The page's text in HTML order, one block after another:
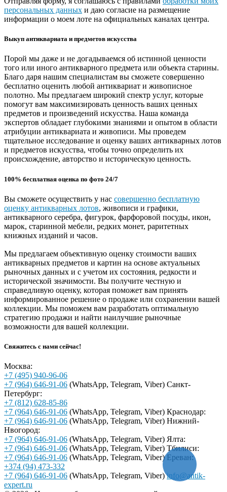
персональных данных и даю согласие на размещение
информации о моем лоте на официальных каналах центра.
Выкуп антиквариата и предметов искусства
Порой мы даже и не догадываемся об истинной ценности
того или иного антикварного предмета или объекта старины.
Благо даря нашим специалистам вы сможете совершенно
бесплатно оценить любой антиквариат и живописное
полотно. Мы предлагаем широкий спектр услуг, которые
помогут вам максимизировать ценность ваших ценных
предметов и произведений искусства. Наша команда
экспертов обладает глубокими знаниями и опытом в области
атрибуции антиквариата и живописи. Мы проведем
тщательное исследование и оценку ваших антикварных лотов
и предметов искусства, чтобы точно определить их
происхождение, авторство и историческую ценность.
100% бесплатная оценка по фото 24/7
Вы сможете осуществить у нас совершенно бесплатную
оценку антикварных лотов, живописи и графики,
антикварного серебра, фигурок, фарфоровой посуды, икон,
марок, старинной мебели, редких монет, раритетных
книжных изданий и часов.
Мы предлагаем объективную оценку стоимости ваших
антикварных предметов и картин на основе актуальных
рыночных данных и с учетом их состояния, редкости и
исторической значимости. Вы получите честную и
справедливую оценку, которая поможет вам принять
информированное решение о продаже или сохранении вашей
коллекции. Мы поможем вам разработать оптимальную
стратегию продажи и найти наилучшие рыночные
возможности для вашей коллекции.
Свяжитесь с нами сейчас!
Москва:
+7 (495) 940-96-06
+7 (964) 646-91-06 (WhatsApp, Telegram, Viber) Санкт-
Петербург:
+7 (812) 628-85-86
+7 (964) 646-91-06 (WhatsApp, Telegram, Viber) Краснодар:
+7 (964) 646-91-06 (WhatsApp, Telegram, Viber) Нижний-
Нвогород:
+7 (964) 646-91-06 (WhatsApp, Telegram, Viber) Ялта:
+7 (964) 646-91-06 (WhatsApp, Telegram, Viber) Тбилиси:
+7 (964) 646-91-06 (WhatsApp, Telegram, Viber) Ереван:
+374 (94) 473-332
+7 (964) 646-91-06 (WhatsApp, Telegram, Viber) info@antik-
expert.ru